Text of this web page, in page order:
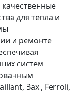
для тепла и
и ремонте
систем
Baxi, Ferroli,